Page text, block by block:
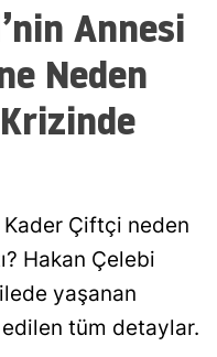
Annesi
Neden
Çiftçi neden
Hakan Çelebi
yaşanan
tüm detaylar.